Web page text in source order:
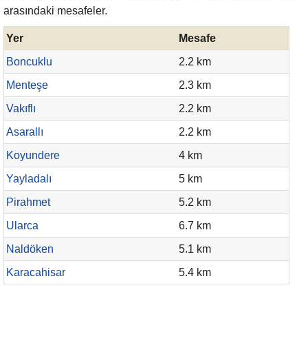
arasındaki mesafeler.
Yer
Mesafe
Boncuklu
2.2 km
Menteşe
2.3 km
Vakıflı
2.2 km
Asarallı
2.2 km
Koyundere
4 km
Yayladalı
5 km
Pirahmet
5.2 km
Ularca
6.7 km
Naldöken
5.1 km
Karacahisar
5.4 km